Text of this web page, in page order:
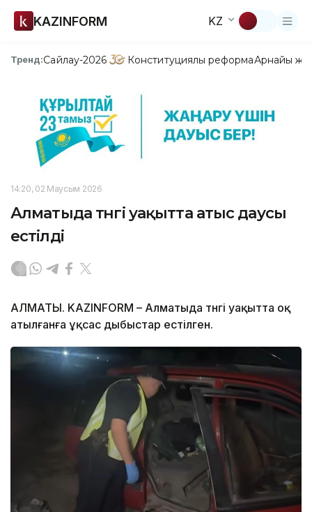
KAZINFORM KZ
Тренд:Сайлау-2026 Конституциялық реформаАрнайы
14:20, 02 Маусым 2026
Алматыда түнгі уақытта атыс даусы
естілді
АЛМАТЫ. KAZINFORM – Алматыда түнгі уақытта оқ
атылғанға ұқсас дыбыстар естілген.